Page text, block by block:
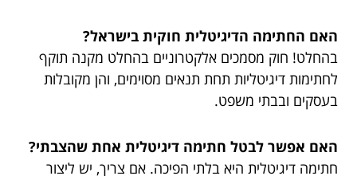
האם החתימה הדיגיטלית חוקית בישראל?
בהחלט! חוק מסמכים אלקטרוניים בהחלט מקנה תוקף
לחתימות דיגיטליות תחת תנאים מסוימים, והן מקובלות
בעסקים ובבתי משפט.
האם אפשר לבטל חתימה דיגיטלית אחת שהצבתי?
חתימה דיגיטלית היא בלתי הפיכה. אם צריך, יש ליצור